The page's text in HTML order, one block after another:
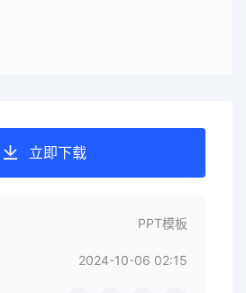
立即下载
PPT模板
2024-10-06 02:15